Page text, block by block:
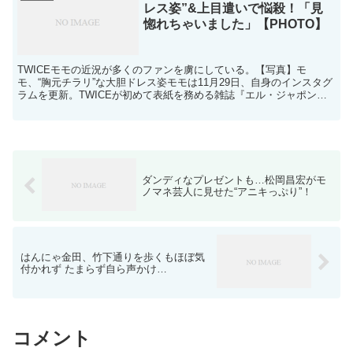
レス姿”&上目遣いで悩殺！「見
惚れちゃいました」【PHOTO】
TWICEモモの近況が多くのファンを虜にしている。【写真】モ
モ、“胸元チラリ”な大胆ドレス姿モモは11月29日、自身のインスタグ
ラムを更新。TWICEが初めて表紙を務める雑誌『エル・ジャポン』1
ダンディなプレゼントも…松岡昌宏がモ
ノマネ芸人に見せた“アニキっぷり”！
はんにゃ金田、竹下通りを歩くもほぼ気
付かれず たまらず自ら声かけ…
コメント